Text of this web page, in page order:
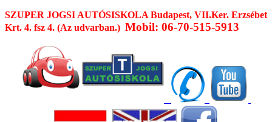
SZUPER JOGSI AUTÓSISKOLA Budapest, VII.Ker. Erzsébet
Krt. 4. fsz 4. (Az udvarban.) Mobil: 06-70-515-5913